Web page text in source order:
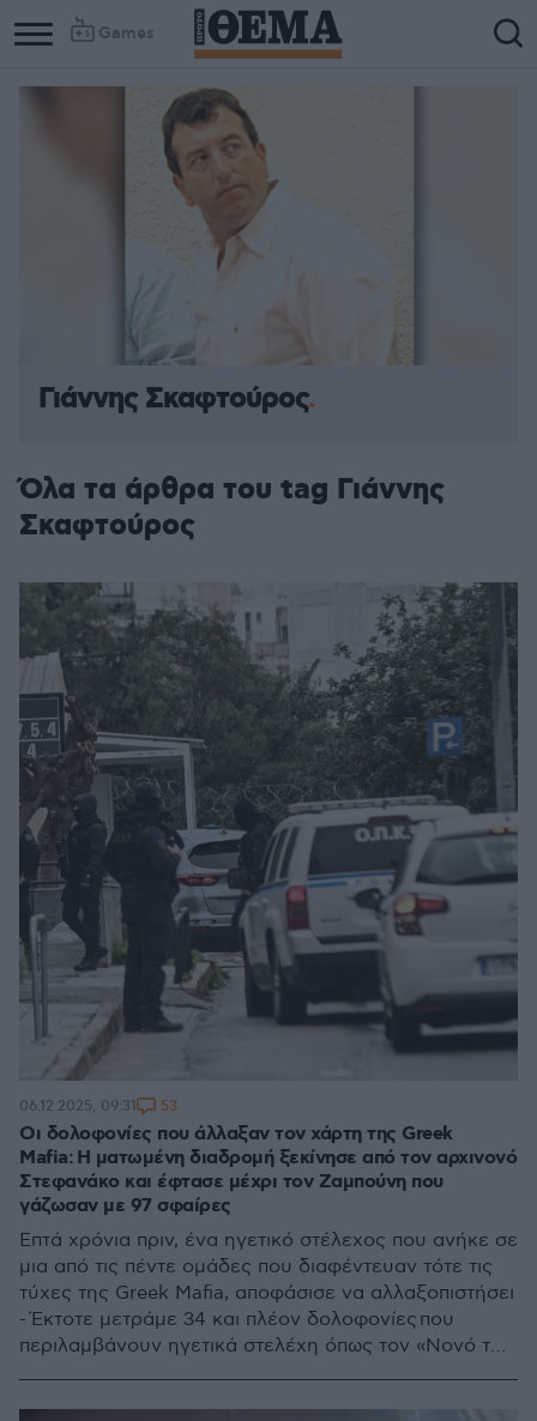
Games
Γιάννης Σκαφτούρος
Όλα τα άρθρα του tag Γιάννης
Σκαφτούρος
Οι δολοφονίες που άλλαξαν τον χάρτη της Greek
Mafia: Η ματωμένη διαδρομή ξεκίνησε από τον αρχινονό
Στεφανάκο και έφτασε μέχρι τον Ζαμπούνη που
γάζωσαν με 97 σφαίρες
Επτά χρόνια πριν, ένα ηγετικό στέλεχος που ανήκε σε
μια από τις πέντε ομάδες που διαφέντευαν τότε τις
τύχες της Greek Mafia, αποφάσισε να αλλαξοπιστήσει
- Έκτοτε μετράμε 34 και πλέον δολοφονίες που
περιλαμβάνουν ηγετικά στελέχη όπως τον «Νονό των
06.12.2025, 09:31 53